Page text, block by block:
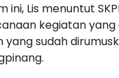
ini, Lis menuntut
kegiatan yang
yang sudah